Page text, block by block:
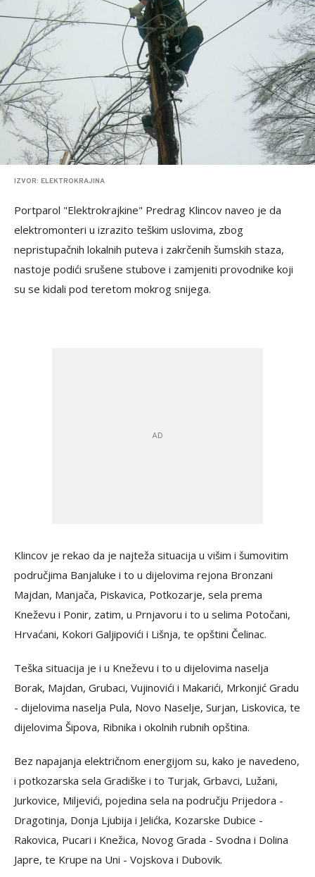
IZVOR: ELEKTROKRAJINA
Portparol "Elektrokrajkine" Predrag Klincov naveo je da
elektromonteri u izrazito teškim uslovima, zbog
nepristupačnih lokalnih puteva i zakrčenih šumskih staza,
nastoje podići srušene stubove i zamjeniti provodnike koji
su se kidali pod teretom mokrog snijega.
Klincov je rekao da je najteža situacija u višim i šumovitim
područjima Banjaluke i to u dijelovima rejona Bronzani
Majdan, Manjača, Piskavica, Potkozarje, sela prema
Kneževu i Ponir, zatim, u Prnjavoru i to u selima Potočani,
Hrvaćani, Kokori Galjipovići i Lišnja, te opštini Čelinac.
Teška situacija je i u Kneževu i to u dijelovima naselja
Borak, Majdan, Grubaci, Vujinovići i Makarići, Mrkonjić Gradu
- dijelovima naselja Pula, Novo Naselje, Surjan, Liskovica, te
dijelovima Šipova, Ribnika i okolnih rubnih opština.
Bez napajanja električnom energijom su, kako je navedeno,
i potkozarska sela Gradiške i to Turjak, Grbavci, Lužani,
Jurkovice, Miljevići, pojedina sela na području Prijedora -
Dragotinja, Donja Ljubija i Jelićka, Kozarske Dubice -
Rakovica, Pucari i Knežica, Novog Grada - Svodna i Dolina
Japre, te Krupe na Uni - Vojskova i Dubovik.